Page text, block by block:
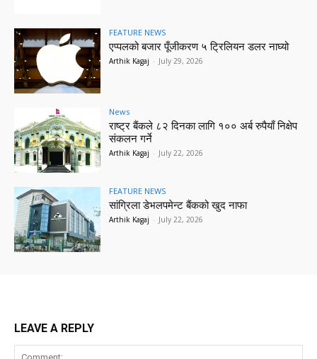
FEATURE NEWS
एप्पलको बजार पूँजीकरण ५ ट्रिलियन डलर नाघ्यो
Arthik Kagaj - July 29, 2026
News
राष्ट्र बैंकले ८२ दिनका लागि १०० अर्ब रुपैयाँ निक्षेप
संकलन गर्ने
Arthik Kagaj - July 22, 2026
FEATURE NEWS
सांग्रिला डेभलपमेन्ट बैंकको खुद नाफा
Arthik Kagaj - July 22, 2026
LEAVE A REPLY